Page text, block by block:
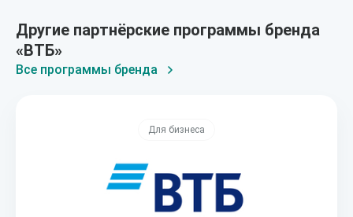
Другие партнёрские программы бренда
«ВТБ»
Все программы бренда
Для бизнеса